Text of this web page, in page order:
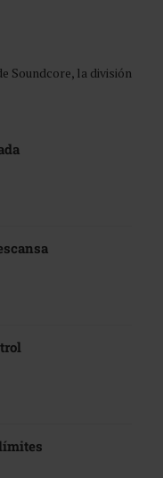
Soundcore, la división